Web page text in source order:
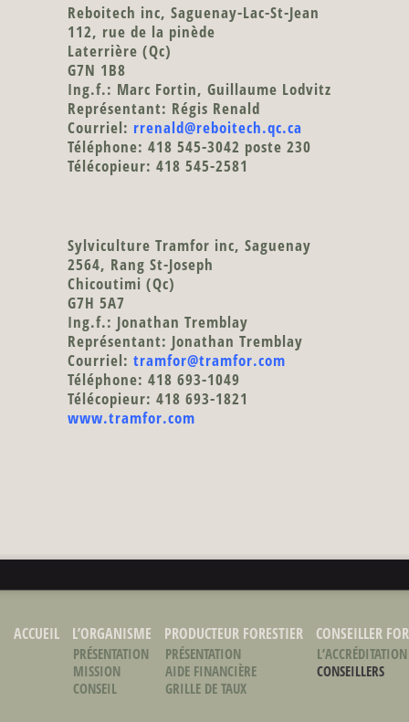
Reboitech inc, Saguenay-Lac-St-Jean
112, rue de la pinède
Laterrière (Qc)
G7N 1B8
Ing.f.: Marc Fortin, Guillaume Lodvitz
Représentant: Régis Renald
Courriel: rrenald@reboitech.qc.ca
Téléphone: 418 545-3042 poste 230
Télécopieur: 418 545-2581
Sylviculture Tramfor inc, Saguenay
2564, Rang St-Joseph
Chicoutimi (Qc)
G7H 5A7
Ing.f.: Jonathan Tremblay
Représentant: Jonathan Tremblay
Courriel:tramfor@tramfor.com
Téléphone: 418 693-1049
Télécopieur: 418 693-1821
www.tramfor.com
ACCUEIL L’ORGANISME
PRÉSENTATION
MISSION
CONSEIL
PRODUCTEUR FORESTIER
PRÉSENTATION
AIDE FINANCIÈRE
GRILLE DE TAUX
CONSEILLER
L’ACCRÉDITATION
CONSEILLERS